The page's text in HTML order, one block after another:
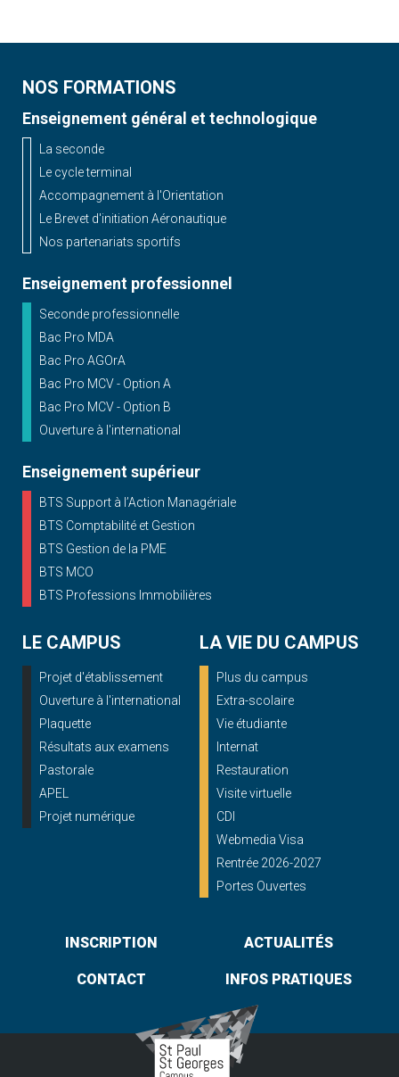
NOS FORMATIONS
Enseignement général et technologique
La seconde
Le cycle terminal
Accompagnement à l'Orientation
Le Brevet d'initiation Aéronautique
Nos partenariats sportifs
Enseignement professionnel
Seconde professionnelle
Bac Pro MDA
Bac Pro AGOrA
Bac Pro MCV - Option A
Bac Pro MCV - Option B
Ouverture à l'international
Enseignement supérieur
BTS Support à l’Action Managériale
BTS Comptabilité et Gestion
BTS Gestion de la PME
BTS MCO
BTS Professions Immobilières
LE CAMPUS
Projet d'établissement
Ouverture à l'international
Plaquette
Résultats aux examens
Pastorale
APEL
Projet numérique
LA VIE DU CAMPUS
Plus du campus
Extra-scolaire
Vie étudiante
Internat
Restauration
Visite virtuelle
CDI
Webmedia Visa
Rentrée 2026-2027
Portes Ouvertes
INSCRIPTION ACTUALITÉS
CONTACT INFOS PRATIQUES